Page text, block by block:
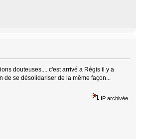
douteuses.... c'est arrivé a Régis il y a
se désolidariser de la même façon...
IP archivée